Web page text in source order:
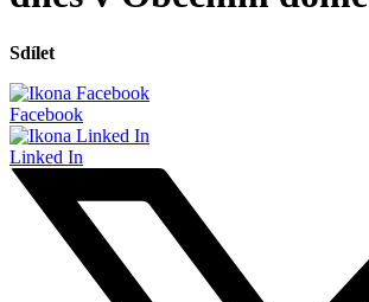
Sdílet
Facebook
Linked In